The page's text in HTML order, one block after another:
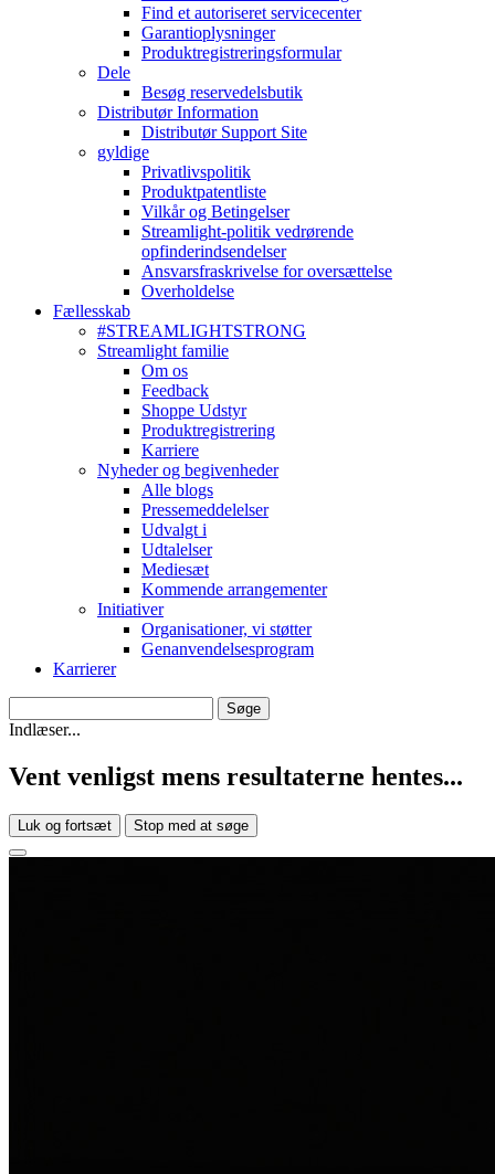
Find et autoriseret servicecenter
Garantioplysninger
Produktregistreringsformular
Dele
Besøg reservedelsbutik
Distributør Information
Distributør Support Site
gyldige
Privatlivspolitik
Produktpatentliste
Vilkår og Betingelser
Streamlight-politik vedrørende
opfinderindsendelser
Ansvarsfraskrivelse for oversættelse
Overholdelse
Fællesskab
#STREAMLIGHTSTRONG
Streamlight familie
Om os
Feedback
Shoppe Udstyr
Produktregistrering
Karriere
Nyheder og begivenheder
Alle blogs
Pressemeddelelser
Udvalgt i
Udtalelser
Mediesæt
Kommende arrangementer
Initiativer
Organisationer, vi støtter
Genanvendelsesprogram
Karrierer
Indlæser...
Vent venligst mens resultaterne hentes...
Luk og fortsæt Stop med at søge